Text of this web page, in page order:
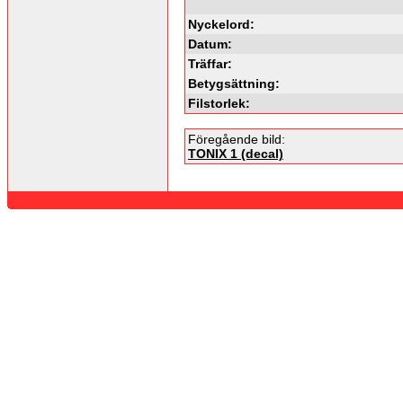
Nyckelord:
Datum:
Träffar:
Betygsättning:
Filstorlek:
Föregående bild:
TONIX 1 (decal)